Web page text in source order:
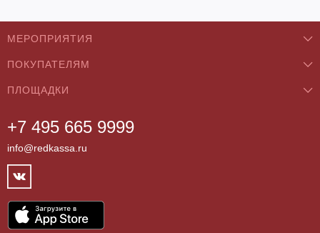
+7 495 665 9999
info@redkassa.ru
МЕРОПРИЯТИЯ
Концерты
Классика
Театры
Фестивали
Спорт
Цирк
ПОКУПАТЕЛЯМ
О нас
Как купить
Возврат билетов
Контакты
Партнёры
ПЛОЩАДКИ
Бар/Ресторан/Кафе
Клуб
Концертный зал
Театр